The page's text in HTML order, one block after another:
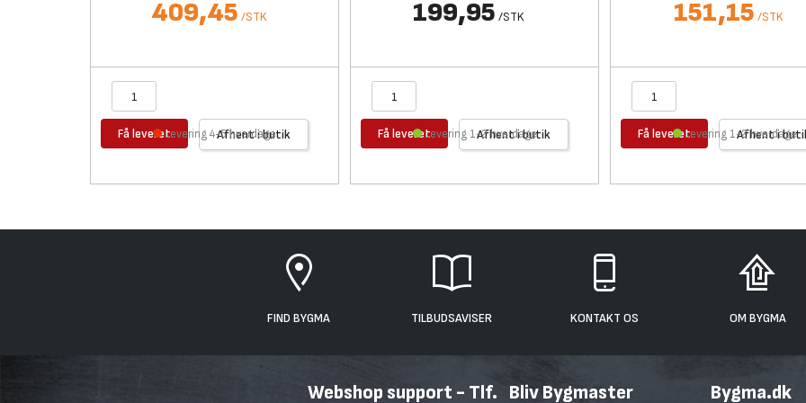
409,45 /STK
Få leveret Afhent i butik
Levering 4-5 hverdage
199,95 /STK
Få leveret Afhent i butik
Levering 1-2 hverdage
151,15 /STK
Få leveret Afhent i
Levering 1-2 hverdage
FIND BYGMA TILBUDSAVISER KONTAKT OS OM BYGMA
Webshop support - Tlf. Bliv Bygmaster Bygma.dk